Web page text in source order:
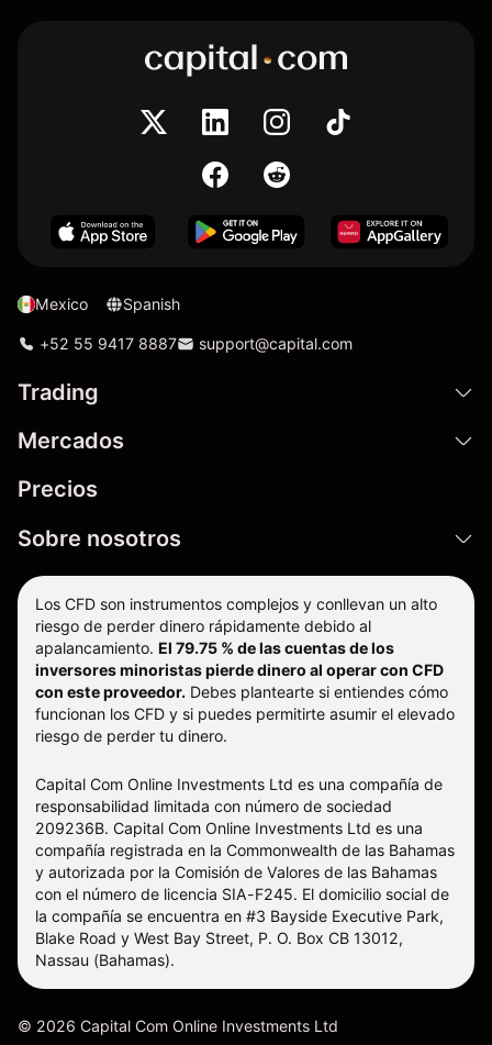
Mexico Spanish
+52 55 9417 8887 support@capital.com
Trading
Mercados
Precios
Sobre nosotros
Los CFD son instrumentos complejos y conllevan un alto
riesgo de perder dinero rápidamente debido al
apalancamiento. El 79.75 % de las cuentas de los
inversores minoristas pierde dinero al operar con CFD
con este proveedor. Debes plantearte si entiendes cómo
funcionan los CFD y si puedes permitirte asumir el elevado
riesgo de perder tu dinero.
Capital Com Online Investments Ltd es una compañía de
responsabilidad limitada con número de sociedad
209236B. Capital Com Online Investments Ltd es una
compañía registrada en la Commonwealth de las Bahamas
y autorizada por la Comisión de Valores de las Bahamas
con el número de licencia SIA-F245. El domicilio social de
la compañía se encuentra en #3 Bayside Executive Park,
Blake Road y West Bay Street, P. O. Box CB 13012,
Nassau (Bahamas).
© 2026 Capital Com Online Investments Ltd